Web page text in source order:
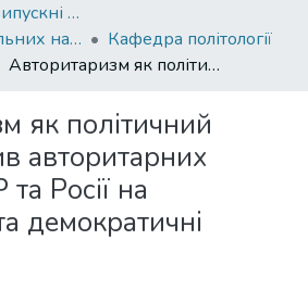
Кваліфікаційні випускні роботи здобувачів вищої освіти бакалаврських програм
Факультет соціальних наук і соціальних технологій
Кафедра політології
Авторитаризм як політичний режим. Вплив авторитарних режимів КНР та Росії на міжнародні та демократичні процеси
як політичний
авторитарних
Росії на
демократичні